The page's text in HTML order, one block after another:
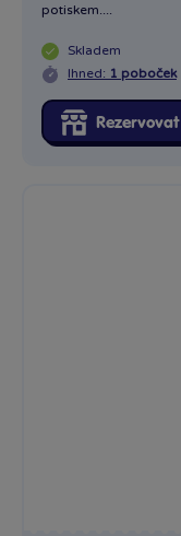
potiskem....
Skladem
Ihned: 1 poboček
Rezervovat